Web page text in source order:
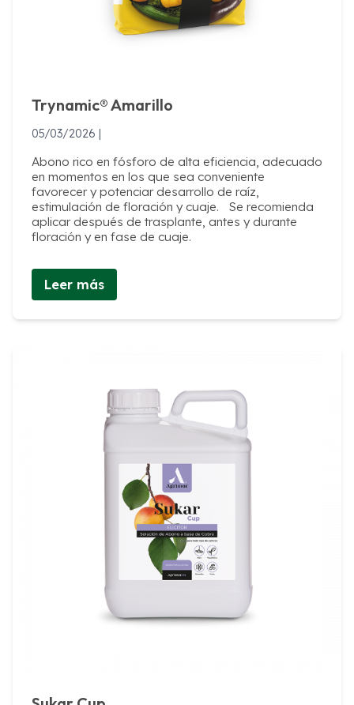
Trynamic®️ Amarillo
05/03/2026 |
Abono rico en fósforo de alta eficiencia, adecuado
en momentos en los que sea conveniente
favorecer y potenciar desarrollo de raíz,
estimulación de floración y cuaje. Se recomienda
aplicar después de trasplante, antes y durante
floración y en fase de cuaje.
Leer más